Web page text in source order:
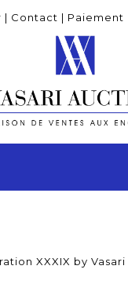
| Contact | Paiement